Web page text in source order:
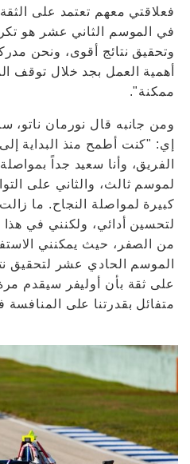
فعلاقتي معهم تعتمد على
في الموسم الثاني عشر هو
وتحقيق نتائج أقوى، ونحن
أهمية العمل بجد خلال توقف
ممكنة".
ومن جانبه قال نورمان ناتو،
إي: "كنت أطمح منذ البداية
الفريق، وأنا سعيد جداً
لموسم ثالث، والثاني على
كبيرة لمواصلة النجاح. ما
لتحسين أدائي، ولكنني في
من الصفر، حيث يمكنني
الموسم الحادي عشر لتحقيق
على ثقة بأن أوليفر سيقدم مرة
متفائل بقدرتنا على